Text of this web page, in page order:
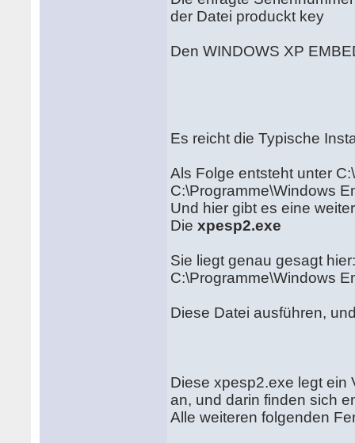
der Datei produckt key
Den WINDOWS XP
Es reicht die Typische
Als Folge entsteht unter
C:\Programme\Windows
Und hier gibt es eine
Diexpesp2.exe
Sie liegt genau gesagt
C:\Programme\Windows
Diese Datei ausführen,
Diese xpesp2.exe legt ein
an, und darin finden sich
Alle weiteren folgenden